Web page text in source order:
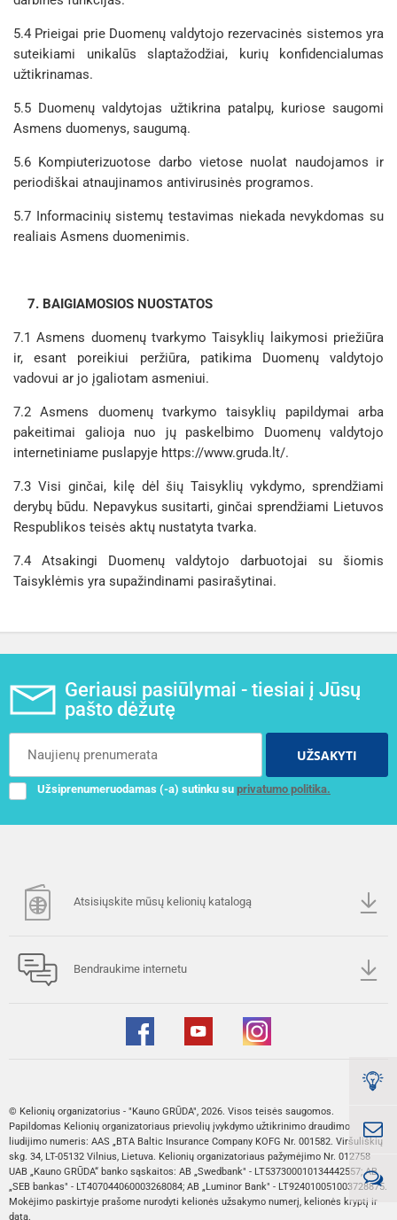
5.4 Prieigai prie Duomenų valdytojo rezervacinės sistemos yra
suteikiami unikalūs slaptažodžiai, kurių konfidencialumas
užtikrinamas.
5.5 Duomenų valdytojas užtikrina patalpų, kuriose saugomi
Asmens duomenys, saugumą.
5.6 Kompiuterizuotose darbo vietose nuolat naudojamos ir
periodiškai atnaujinamos antivirusinės programos.
5.7 Informacinių sistemų testavimas niekada nevykdomas su
realiais Asmens duomenimis.
7. BAIGIAMOSIOS NUOSTATOS
7.1 Asmens duomenų tvarkymo Taisyklių laikymosi priežiūra
ir, esant poreikiui peržiūra, patikima Duomenų valdytojo
vadovui ar jo įgaliotam asmeniui.
7.2 Asmens duomenų tvarkymo taisyklių papildymai arba
pakeitimai galioja nuo jų paskelbimo Duomenų valdytojo
internetiniame puslapyje https://www.gruda.lt/.
7.3 Visi ginčai, kilę dėl šių Taisyklių vykdymo, sprendžiami
derybų būdu. Nepavykus susitarti, ginčai sprendžiami Lietuvos
Respublikos teisės aktų nustatyta tvarka.
7.4 Atsakingi Duomenų valdytojo darbuotojai su šiomis
Taisyklėmis yra supažindinami pasirašytinai.
Geriausi pasiūlymai - tiesiai į Jūsų
pašto dėžutę
UŽSAKYTI
Užsiprenumeruodamas (-a) sutinku su privatumo politika.
Atsisiųskite mūsų kelionių katalogą
Bendraukime internetu
© Kelionių organizatorius - "Kauno GRŪDA", 2026. Visos teisės saugomos.
Papildomas Kelionių organizatoriaus prievolių įvykdymo užtikrinimo draudimo
liudijimo numeris: AAS „BTA Baltic Insurance Company KOFG Nr. 001582. Viršuliškių
skg. 34, LT-05132 Vilnius, Lietuva. Kelionių organizatoriaus pažymėjimo Nr. 012758
UAB „Kauno GRŪDA“ banko sąskaitos: AB „Swedbank" - LT537300010134442557; AB
„SEB bankas" - LT407044060003268084; AB „Luminor Bank" - LT924010051003728875.
Mokėjimo paskirtyje prašome nurodyti kelionės užsakymo numerį, kelionės kryptį ir
datą.